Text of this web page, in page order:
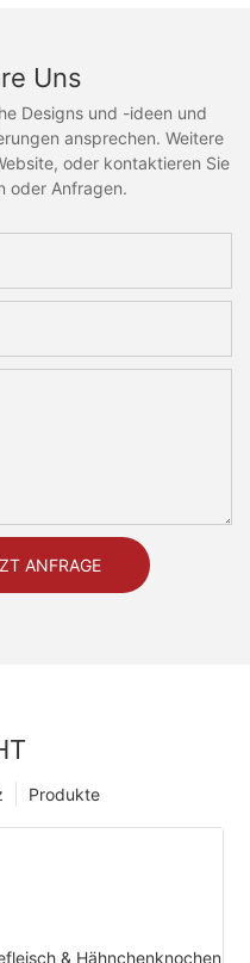
Uns
Designs und -ideen und
ansprechen. Weitere
oder kontaktieren Sie
oder Anfragen.
ANFRAGE
Produkte